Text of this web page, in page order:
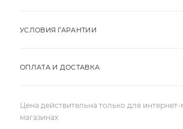
УСЛОВИЯ ГАРАНТИИ
ОПЛАТА И ДОСТАВКА
Цена действительна только для
магазинах